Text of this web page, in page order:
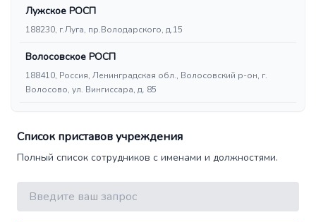
Лужское РОСП
188230, г.Луга, пр.Володарского, д.15
Волосовское РОСП
188410, Россия, Ленинградская обл., Волосовский р-он, г.
Волосово, ул. Вингиссара, д. 85
Список приставов учреждения
Полный список сотрудников с именами и должностями.
Поиск